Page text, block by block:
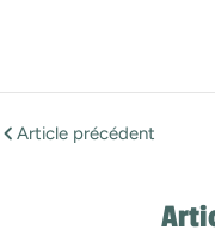
Article précédent